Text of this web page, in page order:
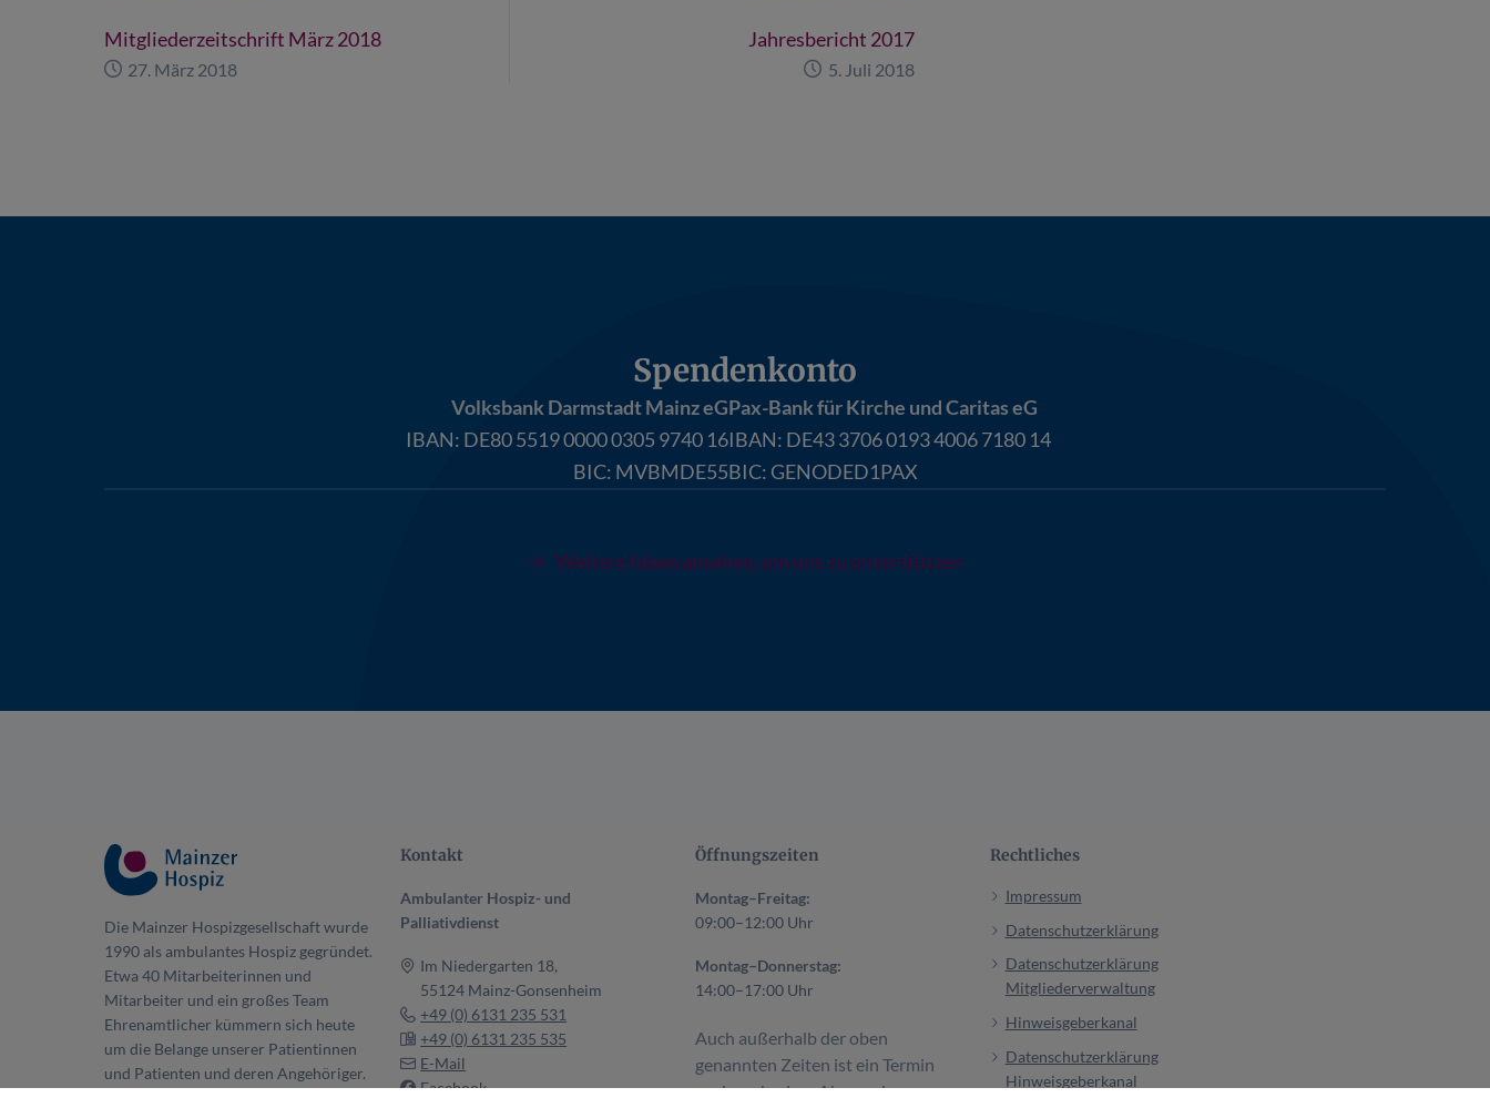
Mitgliederzeitschrift März 2018
27. März 2018
Jahresbericht 2017
5. Juli 2018
Spendenkonto
Volksbank Darmstadt Mainz eG
IBAN: DE80 5519 0000 0305 9740 16
BIC: MVBMDE55
Pax-Bank für Kirche und Caritas eG
IBAN: DE43 3706 0193 4006 7180 14
BIC: GENODED1PAX
Weitere Ideen ansehen, um uns zu unterstützen
Die Mainzer Hospizgesellschaft wurde
1990 als ambulantes Hospiz gegründet.
Etwa 40 Mitarbeiterinnen und
Mitarbeiter und ein großes Team
Ehrenamtlicher kümmern sich heute
um die Belange unserer Patientinnen
und Patienten und deren Angehöriger.
Kontakt
Ambulanter Hospiz- und
Palliativdienst
Im Niedergarten 18,
55124 Mainz-Gonsenheim
+49 (0) 6131 235 531
+49 (0) 6131 235 535
E-Mail
Facebook
Öffnungszeiten
Montag–Freitag:
09:00–12:00 Uhr
Montag–Donnerstag:
14:00–17:00 Uhr
Auch außerhalb der oben
genannten Zeiten ist ein Termin
nach vorheriger Absprache
Rechtliches
Impressum
Datenschutzerklärung
Datenschutzerklärung
Mitgliederverwaltung
Hinweisgeberkanal
Datenschutzerklärung
Hinweisgeberkanal